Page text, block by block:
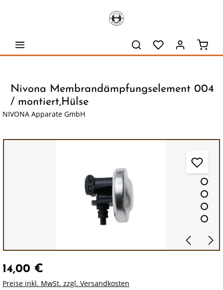
Nivona Membrandämpfungselement 004
/ montiert,Hülse
NIVONA Apparate GmbH
14,00 €
Preise inkl. MwSt. zzgl. Versandkosten